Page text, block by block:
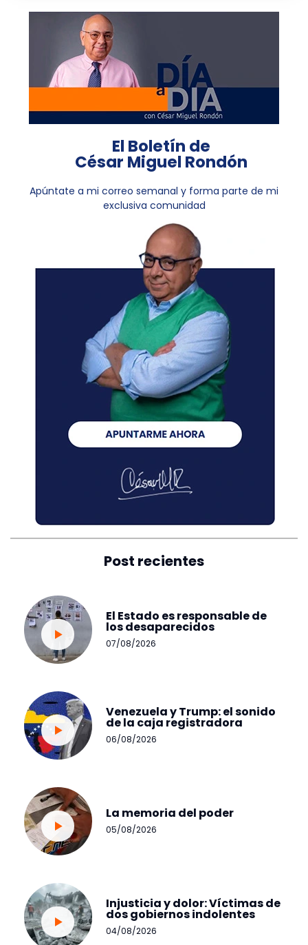
El Boletín de
César Miguel Rondón
Apúntate a mi correo semanal y forma parte de mi
exclusiva comunidad
Post recientes
El Estado es responsable de
los desaparecidos
07/08/2026
Venezuela y Trump: el sonido
de la caja registradora
06/08/2026
La memoria del poder
05/08/2026
Injusticia y dolor: Víctimas de
dos gobiernos indolentes
04/08/2026